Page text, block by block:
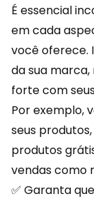
É essencial
em cada
você oferece.
da sua
forte com
Por exemplo,
seus
produtos
vendas como
✅ Garanta